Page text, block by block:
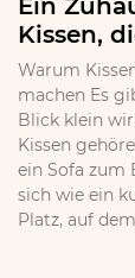
Ein
Kissen,
Warum
machen Es
Blick klein
Kissen
ein Sofa zum
sich wie ein
Platz, auf